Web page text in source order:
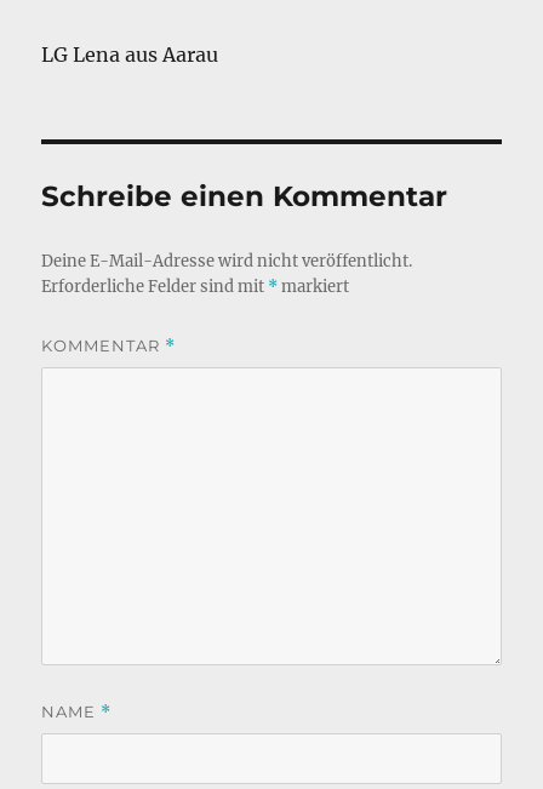
LG Lena aus Aarau
Schreibe einen Kommentar
Deine E-Mail-Adresse wird nicht veröffentlicht.
Erforderliche Felder sind mit *markiert
KOMMENTAR *
NAME *